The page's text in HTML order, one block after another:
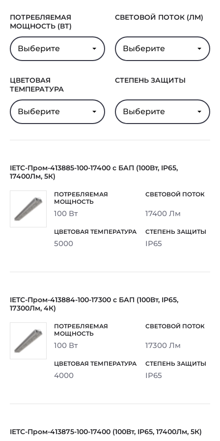
Гарантия 5 лет
ПОТРЕБЛЯЕМАЯ
МОЩНОСТЬ (ВТ)
Выберите
СВЕТОВОЙ ПОТОК (ЛМ)
Выберите
ЦВЕТОВАЯ
ТЕМПЕРАТУРА
Выберите
СТЕПЕНЬ ЗАЩИТЫ
Выберите
IETC-Пром-413885-100-17400 с БАП (100Вт, IP65,
17400Лм, 5К)
100 Вт 17400 Лм
5000 IP65
IETC-Пром-413884-100-17300 с БАП (100Вт, IP65,
17300Лм, 4К)
100 Вт 17300 Лм
4000 IP65
IETC-Пром-413875-100-17400 (100Вт, IP65, 17400Лм, 5К)